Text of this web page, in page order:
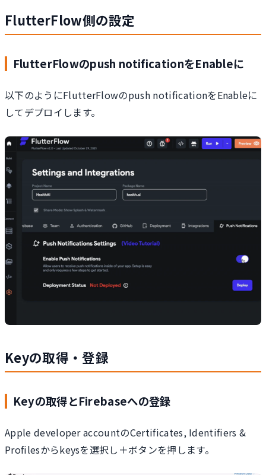
FlutterFlow側の設定
FlutterFlowのpush notificationをEnableに
以下のようにFlutterFlowのpush notificationをEnableに
してデプロイします。
Keyの取得・登録
Keyの取得とFirebaseへの登録
Apple developer accountのCertificates, Identifiers &
Profilesからkeysを選択し＋ボタンを押します。